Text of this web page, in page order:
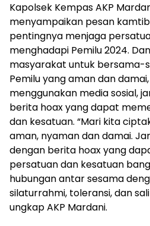
Kapolsek Kempas AKP
menyampaikan pesan
pentingnya menjaga
menghadapi Pemilu 2024.
masyarakat untuk bersama-
Pemilu yang aman dan
menggunakan media sosial,
berita hoax yang dapat
dan kesatuan. “Mari kita
aman, nyaman dan damai.
dengan berita hoax yang
persatuan dan kesatuan
hubungan antar sesama
silaturrahmi, toleransi, dan
ungkap AKP Mardani.